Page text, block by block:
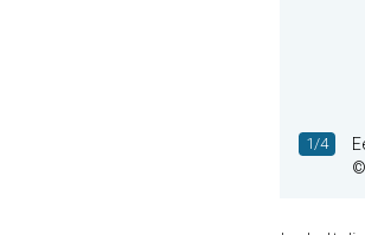
1/4